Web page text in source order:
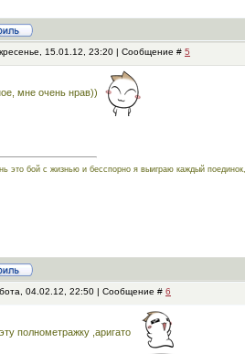
15.01.12, 23:20 | Сообщение # 5
мне очень нрав))
это бой с жизнью и бесспорно я выиграю каждый
04.02.12, 22:50 | Сообщение # 6
полнометражку ,аригато